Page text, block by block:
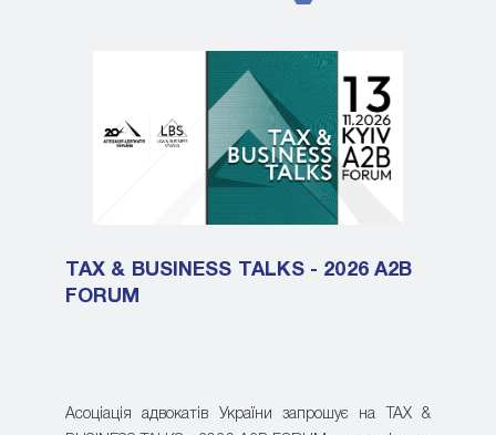
TAX & BUSINESS TALKS - 2026 A2B
FORUM
Асоціація адвокатів України запрошує на TAX &